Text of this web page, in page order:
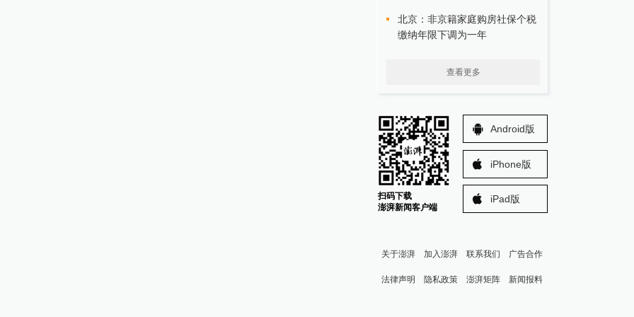
北京：非京籍家庭购房社保个税
缴纳年限下调为一年
查看更多
扫码下载
澎湃新闻客户端
Android版
iPhone版
iPad版
关于澎湃 加入澎湃 联系我们 广告合作
法律声明 隐私政策 澎湃矩阵 新闻报料